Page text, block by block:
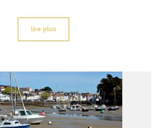
lire plus